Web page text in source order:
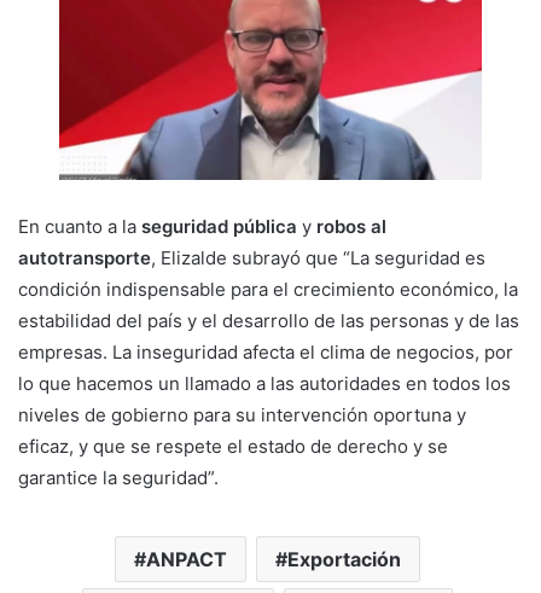
En cuanto a la seguridad pública y robos al
autotransporte, Elizalde subrayó que “La seguridad es
condición indispensable para el crecimiento económico, la
estabilidad del país y el desarrollo de las personas y de las
empresas. La inseguridad afecta el clima de negocios, por
lo que hacemos un llamado a las autoridades en todos los
niveles de gobierno para su intervención oportuna y
eficaz, y que se respete el estado de derecho y se
garantice la seguridad”.
ANPACT Exportación